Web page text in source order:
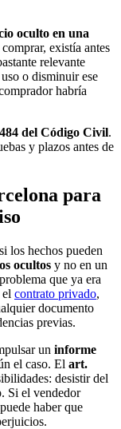
oculto en una
existía antes
relevante
o disminuir ese
habría
del Código Civil.
y plazos antes de
para
los hechos pueden
ocultos y no en un
que ya era
contrato privado,
documento
previas.
un informe
el caso. El art.
desistir del
Si el vendedor
haber que